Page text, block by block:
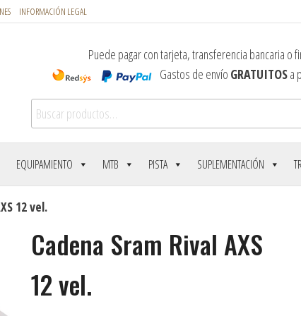
INFORMACIÓN LEGAL
Puede pagar con tarjeta, transferencia bancaria o
Gastos de envío GRATUITOSa
EQUIPAMIENTO MTB PISTA SUPLEMENTACIÓN
12 vel.
Cadena Sram Rival AXS
12 vel.